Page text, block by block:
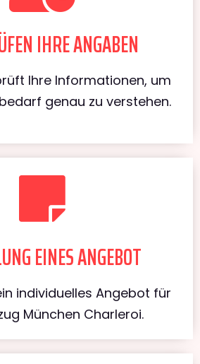
IHRE ANGABEN
Ihre Informationen, um
genau zu verstehen.
EINES ANGEBOT
individuelles Angebot für
München Charleroi.